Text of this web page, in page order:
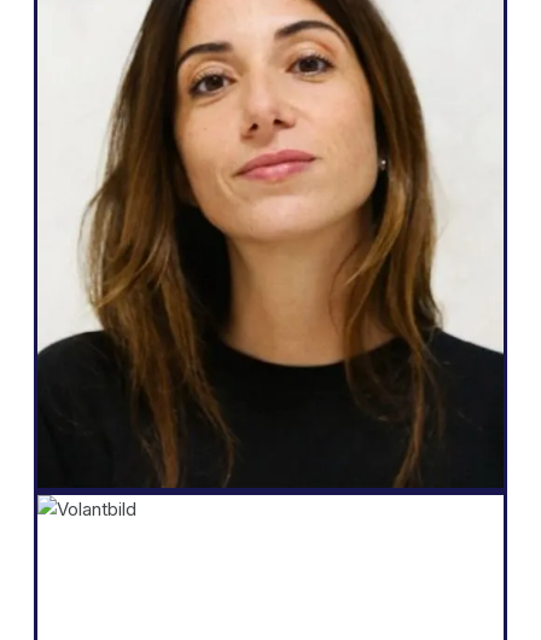
Webbyrå
Weglot är fantastiskt eftersom det
motsvarar mina behov och vad jag kan
lova mina kunder: ett enkelt sätt att bli
flerspråkig, total autonomi över sin
webbplats, generera fler leads och
möjligheten att göra allt detta med bara
några få klick."
Salomé Amar
Grundare